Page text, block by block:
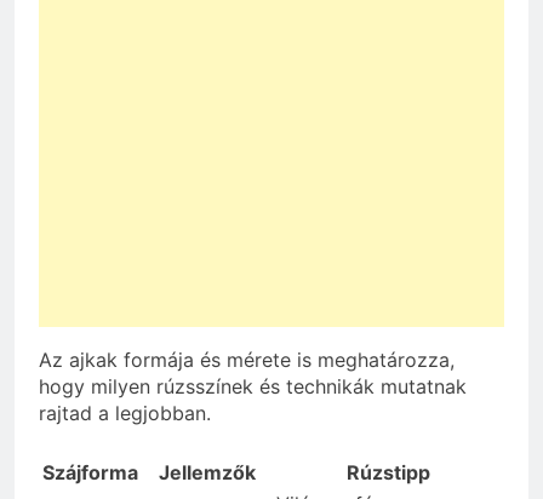
Az ajkak formája és mérete is meghatározza,
hogy milyen rúzsszínek és technikák mutatnak
rajtad a legjobban.
Szájforma Jellemzők Rúzstipp